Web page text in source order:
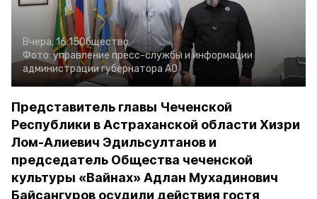
Вчера, 16:15Общество
Фото: управление пресс-службы и информации
администрации губернатора АО
Представитель главы Чеченской
Республики в Астраханской области Хизри
Лом-Алиевич Эдильсултанов и
председатель Общества чеченской
культуры «Вайнах» Адлан Мухадинович
Байсангуров осудили действия гостя